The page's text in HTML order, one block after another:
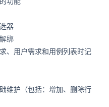
器
绑
、用户需求和用例列表时记
维护（包括：增加、删除行